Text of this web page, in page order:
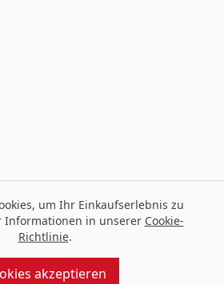
vonMMD
um Ihr Einkaufserlebnis zu
Informationen in unserer Cookie-
Richtlinie.
akzeptieren